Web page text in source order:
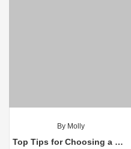
By Molly
Top Tips for Choosing a Pet Product Manufacturer